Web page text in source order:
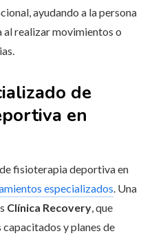
ayudando a la persona
al realizar movimientos o
de
en
fisioterapia deportiva en
especializados. Una
Clínica Recovery, que
y planes de